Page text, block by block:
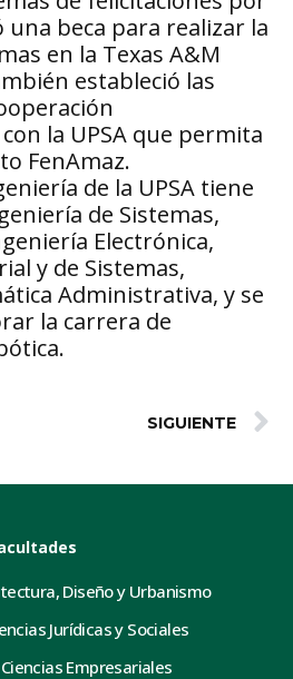
beca para realizar la
en la Texas A&M
estableció las
la UPSA que permita
FenAmaz.
de la UPSA tiene
de Sistemas,
Electrónica,
y de Sistemas,
Administrativa, y se
la carrera de
SIGUIENTE
Diseño y Urbanismo
Jurídicas y Sociales
Empresariales